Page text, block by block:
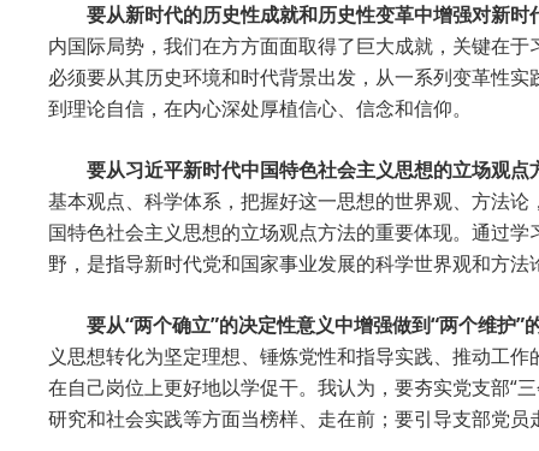
要从新时代的历史性成就和历史性变革中增强对新
内国际局势，我们在方方面面取得了巨大成就，关键在
必须要从其历史环境和时代背景出发，从一系列变革性
到理论自信，在内心深处厚植信心、信念和信仰。
要从习近平新时代中国特色社会主义思想的立场观
基本观点、科学体系，把握好这一思想的世界观、方法
国特色社会主义思想的立场观点方法的重要体现。通过
野，是指导新时代党和国家事业发展的科学世界观和方
要从“两个确立”的决定性意义中增强做到“两个维护”
义思想转化为坚定理想、锤炼党性和指导实践、推动工
在自己岗位上更好地以学促干。我认为，要夯实党支部“
研究和社会实践等方面当榜样、走在前；要引导支部党